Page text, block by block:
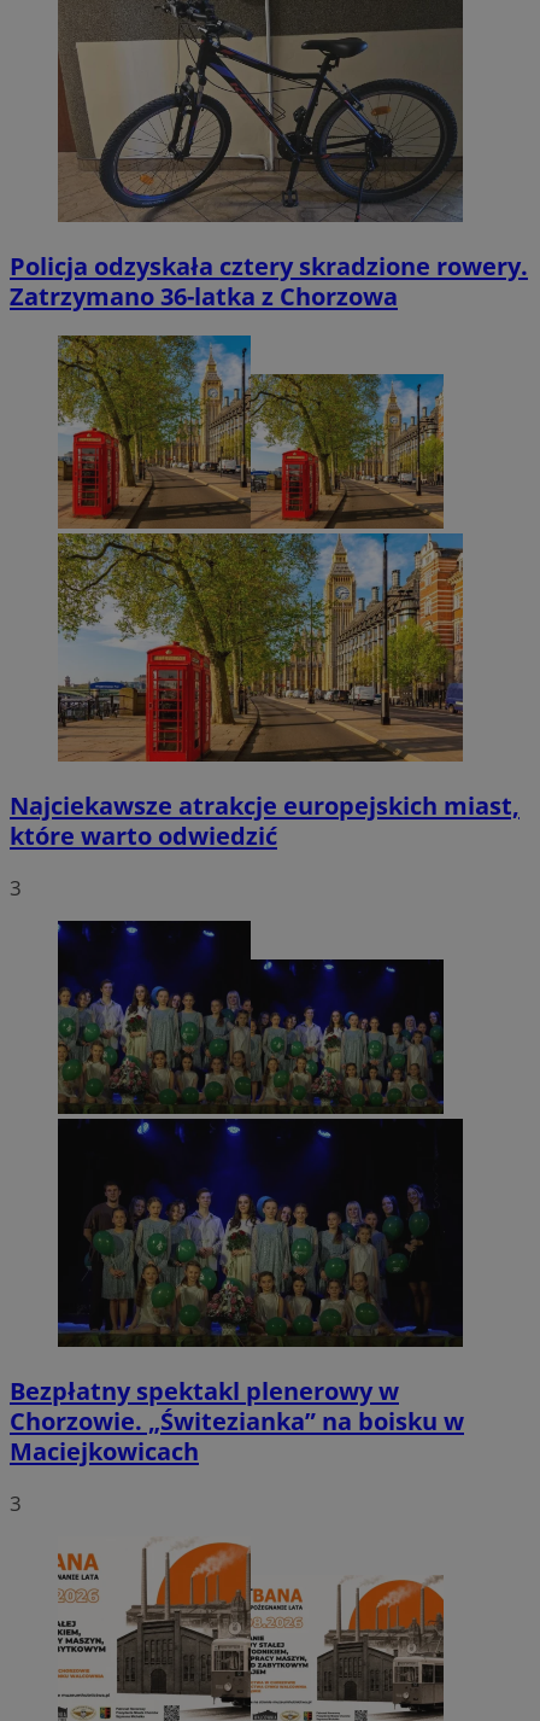
Policja odzyskała cztery skradzione rowery.
Zatrzymano 36-latka z Chorzowa
Najciekawsze atrakcje europejskich miast,
które warto odwiedzić
3
Bezpłatny spektakl plenerowy w
Chorzowie. „Świtezianka” na boisku w
Maciejkowicach
3